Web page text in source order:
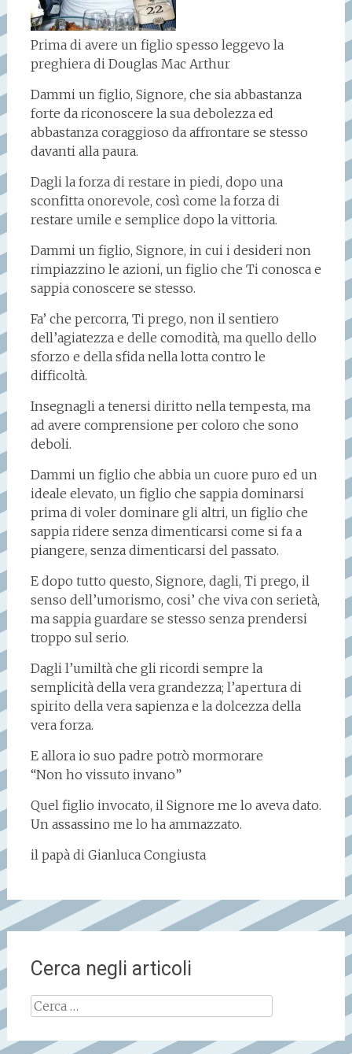
Prima di avere un figlio spesso leggevo la
preghiera di Douglas Mac Arthur
Dammi un figlio, Signore, che sia abbastanza
forte da riconoscere la sua debolezza ed
abbastanza coraggioso da affrontare se stesso
davanti alla paura.
Dagli la forza di restare in piedi, dopo una
sconfitta onorevole, così come la forza di
restare umile e semplice dopo la vittoria.
Dammi un figlio, Signore, in cui i desideri non
rimpiazzino le azioni, un figlio che Ti conosca e
sappia conoscere se stesso.
Fa’ che percorra, Ti prego, non il sentiero
dell’agiatezza e delle comodità, ma quello dello
sforzo e della sfida nella lotta contro le
difficoltà.
Insegnagli a tenersi diritto nella tempesta, ma
ad avere comprensione per coloro che sono
deboli.
Dammi un figlio che abbia un cuore puro ed un
ideale elevato, un figlio che sappia dominarsi
prima di voler dominare gli altri, un figlio che
sappia ridere senza dimenticarsi come si fa a
piangere, senza dimenticarsi del passato.
E dopo tutto questo, Signore, dagli, Ti prego, il
senso dell’umorismo, cosi’ che viva con serietà,
ma sappia guardare se stesso senza prendersi
troppo sul serio.
Dagli l’umiltà che gli ricordi sempre la
semplicità della vera grandezza; l’apertura di
spirito della vera sapienza e la dolcezza della
vera forza.
E allora io suo padre potrò mormorare
“Non ho vissuto invano”
Quel figlio invocato, il Signore me lo aveva dato.
Un assassino me lo ha ammazzato.
il papà di Gianluca Congiusta
Cerca negli articoli
Ricerca